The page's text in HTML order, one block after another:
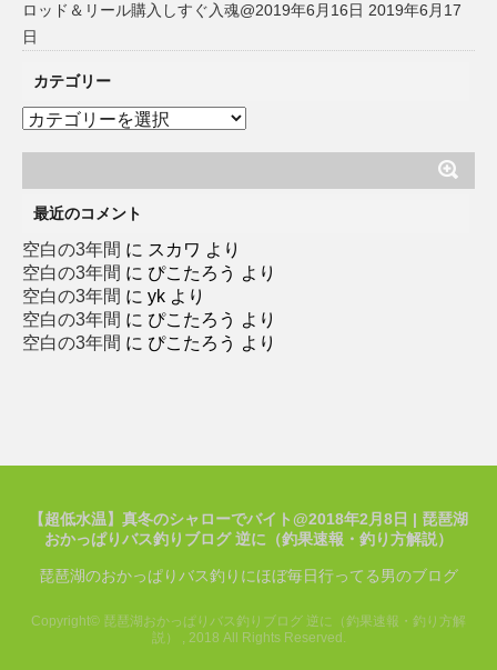
ロッド＆リール購入しすぐ入魂@2019年6月16日 2019年6月17
日
カテゴリー
カ
リ
ー最近のコメント
空白の3年間 に スカワ より
空白の3年間 に ぴこたろう より
空白の3年間 に yk より
空白の3年間 に ぴこたろう より
空白の3年間 に ぴこたろう より
【超低水温】真冬のシャローでバイト@2018年2月8日 | 琵琶湖
おかっぱりバス釣りブログ 逆に（釣果速報・釣り方解説）
琵琶湖のおかっぱりバス釣りにほぼ毎日行ってる男のブログ
Copyright© 琵琶湖おかっぱりバス釣りブログ 逆に（釣果速報・釣り方解
説） , 2018 All Rights Reserved.